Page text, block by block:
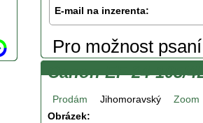
E-mail na inzerenta:
Pro možnost
Canon EF 24-105/
Prodám Jihomoravský
Zoom
Obrázek: